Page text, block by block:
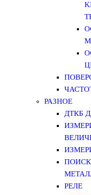
РАЗНОЕ
ДТКБ
РЕЛЕ